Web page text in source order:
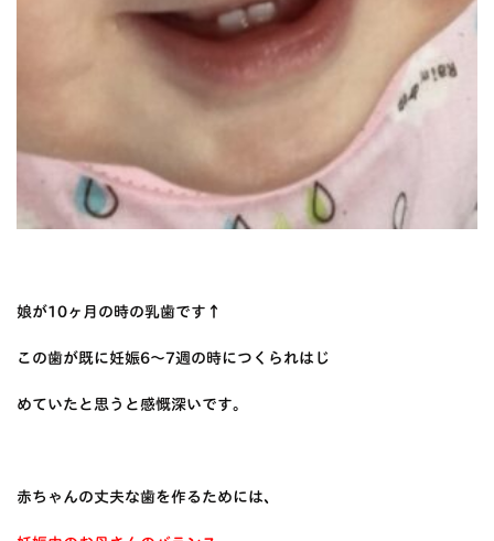
娘が10ヶ月の時の乳歯です↑
この歯が既に妊娠6〜7週の時につくられはじ
めていたと思うと感慨深いです。
赤ちゃんの丈夫な歯を作るためには、